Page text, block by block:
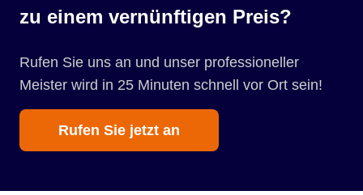
zu einem vernünftigen Preis?
Rufen Sie uns an und unser professioneller
Meister wird in 25 Minuten schnell vor Ort sein!
Rufen Sie jetzt an